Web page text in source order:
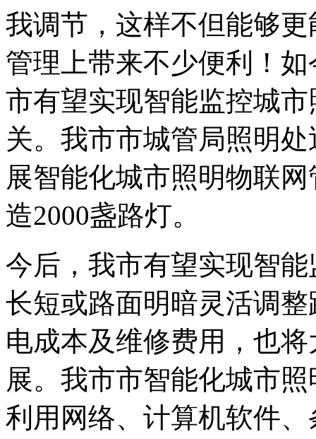
我调节，这样不但能够
管理上带来不少便利！
市有望实现智能监控城
关。我市市城管局照明
展智能化城市照明物联
造2000盏路灯。
今后，我市有望实现智
长短或路面明暗灵活调
电成本及维修费用，也
展。我市市智能化城市
利用网络、计算机软件